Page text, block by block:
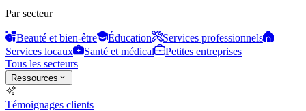
Par secteur
Beauté et bien-être Éducation
Services professionnels
Services locaux
Santé et médical
Petites entreprises
Tous les secteurs
Ressources
Témoignages clients